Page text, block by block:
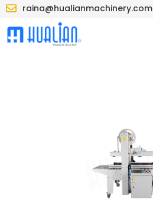
raina@hualianmachinery.com